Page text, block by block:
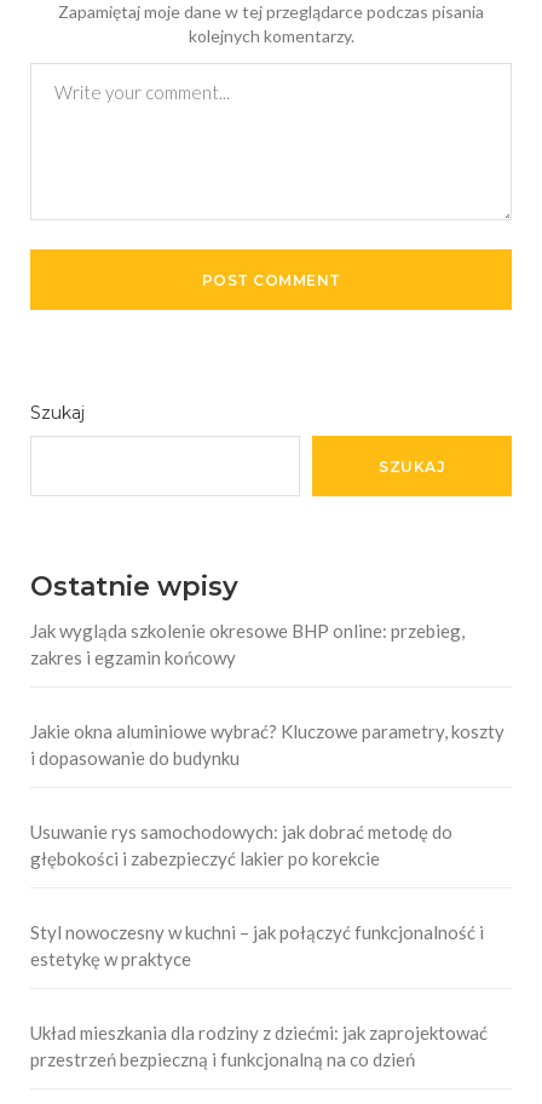
Zapamiętaj moje dane w tej przeglądarce podczas pisania
kolejnych komentarzy.
Szukaj
SZUKAJ
Ostatnie wpisy
Jak wygląda szkolenie okresowe BHP online: przebieg,
zakres i egzamin końcowy
Jakie okna aluminiowe wybrać? Kluczowe parametry, koszty
i dopasowanie do budynku
Usuwanie rys samochodowych: jak dobrać metodę do
głębokości i zabezpieczyć lakier po korekcie
Styl nowoczesny w kuchni – jak połączyć funkcjonalność i
estetykę w praktyce
Układ mieszkania dla rodziny z dziećmi: jak zaprojektować
przestrzeń bezpieczną i funkcjonalną na co dzień